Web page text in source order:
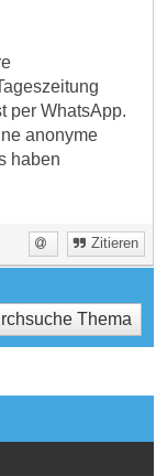
per WhatsApp.
anonyme
haben
Zitieren